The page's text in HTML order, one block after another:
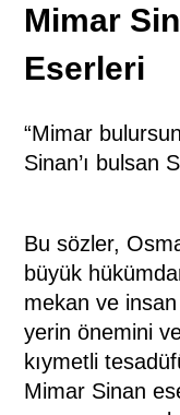
Mimar
Eserleri
“Mimar
Sinan’ı bulsan
Bu sözler,
büyük
mekan ve
yerin önemini
kıymetli
Mimar Sinan